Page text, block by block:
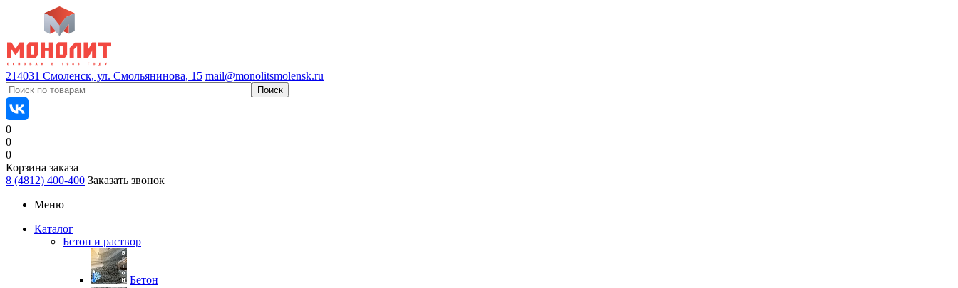
214031 Смоленск, ул. Смольянинова, 15 mail@monolitsmolensk.ru
0
0
0
Корзина заказа
8 (4812) 400-400 Заказать звонок
Меню
Каталог
Бетон и раствор
Бетон